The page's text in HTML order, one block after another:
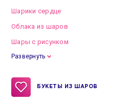
Шарики сердце
Облака из шаров
Шары с рисунком
Развернуть
БУКЕТЫ ИЗ ШАРОВ